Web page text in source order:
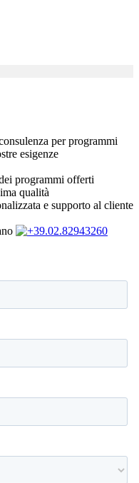
per programmi
esigenze
programmi offerti
qualità
e supporto al cliente